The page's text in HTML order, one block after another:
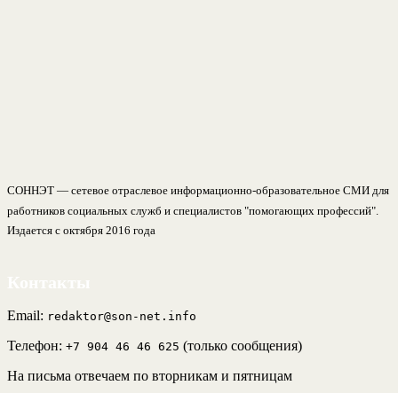
СОННЭТ — сетевое отраслевое информационно-образовательное СМИ для
работников социальных служб и специалистов "помогающих профессий".
Издается с октября 2016 года
Email: redaktor@son-net.info
Телефон: +7 904 46 46 625 (только сообщения)
На письма отвечаем по вторникам и пятницам